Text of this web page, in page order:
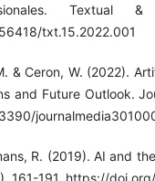
Textual
txt.15.2022.001
& Ceron, W. (2022).
and Future Outlook.
R. (2019). AI and
161-191. https://